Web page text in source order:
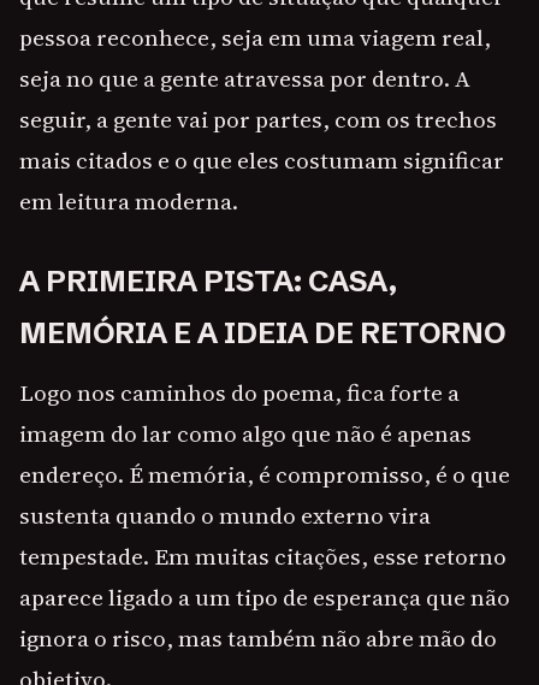
pessoa reconhece, seja em uma viagem real,
seja no que a gente atravessa por dentro. A
seguir, a gente vai por partes, com os trechos
mais citados e o que eles costumam significar
em leitura moderna.
A PRIMEIRA PISTA: CASA,
MEMÓRIA E A IDEIA DE RETORNO
Logo nos caminhos do poema, fica forte a
imagem do lar como algo que não é apenas
endereço. É memória, é compromisso, é o que
sustenta quando o mundo externo vira
tempestade. Em muitas citações, esse retorno
aparece ligado a um tipo de esperança que não
ignora o risco, mas também não abre mão do